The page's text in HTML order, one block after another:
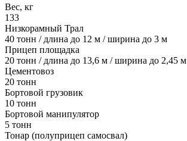
Вес, кг
133
Низкорамный Трал
40 тонн / длина до 12 м / ширина до 3 м
Прицеп площадка
20 тонн / длина до 13,6 м / ширина до 2,45 м
Цементовоз
20 тонн
Бортовой грузовик
10 тонн
Бортовой манипулятор
5 тонн
Тонар (полуприцеп самосвал)